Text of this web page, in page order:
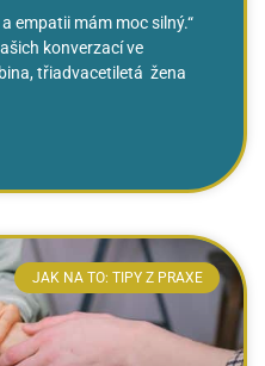
empatii mám moc silný.“
konverzací ve
třiadvacetiletá žena
JAK NA TO: TIPY Z PRAXE